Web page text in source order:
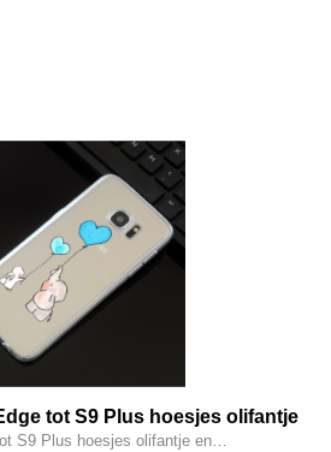
tot S9 Plus hoesjes olifantje
S9 Plus hoesjes olifantje en…